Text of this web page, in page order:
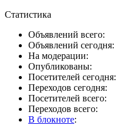
Статистика
Объявлений всего:
Объявлений сегодня:
На модерации:
Опубликованы:
Посетителей сегодня:
Переходов сегодня:
Посетителей всего:
Переходов всего:
В блокноте: